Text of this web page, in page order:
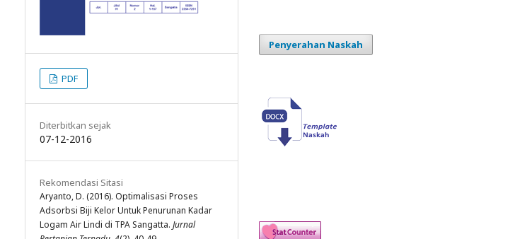
PDF
Diterbitkan sejak
07-12-2016
Rekomendasi Sitasi
Aryanto, D. (2016). Optimalisasi Proses
Adsorbsi Biji Kelor Untuk Penurunan Kadar
Logam Air Lindi di TPA Sangatta. Jurnal
Penyerahan Naskah